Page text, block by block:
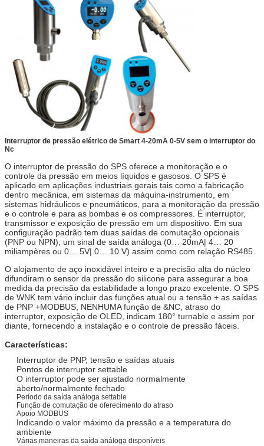
Interruptor de pressão elétrico de Smart 4-20mA 0-5V sem o interruptor do
Nc
O interruptor de pressão do SPS oferece a monitoração e o
controle da pressão em meios líquidos e gasosos. O SPS é
aplicado em aplicações industriais gerais tais como a fabricação
dentro mecânica, em sistemas da máquina-instrumento, em
sistemas hidráulicos e pneumáticos, para a monitoração da pressão
e o controle e para as bombas e os compressores. É interruptor,
transmissor e exposição de pressão em um dispositivo. Em sua
configuração padrão tem duas saídas de comutação opcionais
(PNP ou NPN), um sinal de saída análoga (0… 20mA| 4… 20
miliampères ou 0… 5V| 0… 10 V) assim como com relação RS485.
O alojamento de aço inoxidável inteiro e a precisão alta do núcleo
difundiram o sensor da pressão do silicone para assegurar a boa
medida da precisão da estabilidade a longo prazo excelente. O SPS
de WNK tem vário incluir das funções atual ou a tensão + as saídas
de PNP +MODBUS, NENHUMA função de &NC, atraso do
interruptor, exposição de OLED, indicam 180° turnable e assim por
diante, fornecendo a instalação e o controle de pressão fáceis.
Características:
Interruptor de PNP, tensão e saídas atuais
Pontos de interruptor settable
O interruptor pode ser ajustado normalmente
aberto/normalmente fechado
Período da saída análoga settable
Função de comutação de oferecimento do atraso
Apoio MODBUS
Indicando o valor máximo da pressão e a temperatura do
ambiente
Várias maneiras da saída análoga disponíveis